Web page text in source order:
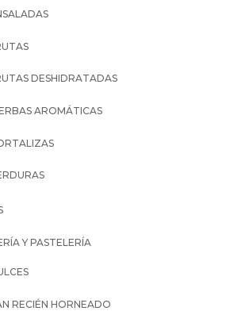
DESHIDRATADAS
AROMÁTICAS
Y PASTELERÍA
RECIÉN HORNEADO